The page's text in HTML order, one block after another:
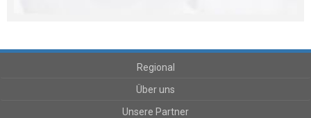
Regional
Über uns
Unsere Partner